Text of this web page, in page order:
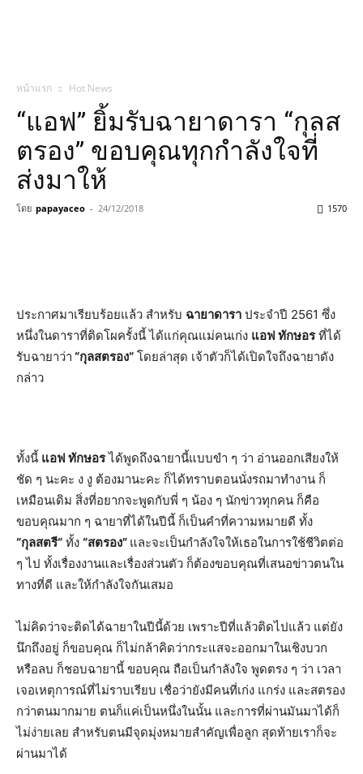
หน้าแรก Hot News
“แอฟ” ยิ้มรับฉายาดารา “กุลส
ตรอง” ขอบคุณทุกกำลังใจที่
ส่งมาให้
โดย papayaceo - 24/12/2018 1570
ประกาศมาเรียบร้อยแล้ว สำหรับ ฉายาดารา ประจำปี 2561 ซึ่ง
หนึ่งในดาราที่ติดโผครั้งนี้ ได้แก่คุณแม่คนเก่ง แอฟ ทักษอรที่ได้
รับฉายาว่า “กุลสตรอง“ โดยล่าสุด เจ้าตัวก็ได้เปิดใจถึงฉายาดัง
กล่าว
ทั้งนี้ แอฟ ทักษอร ได้พูดถึงฉายานี้แบบขำ ๆ ว่า อ่านออกเสียงให้
ชัด ๆ นะคะ ง งู ต้องมานะคะ ก็ได้ทราบตอนนั่งรถมาทำงาน ก็
เหมือนเดิม สิ่งที่อยากจะพูดกับพี่ ๆ น้อง ๆ นักข่าวทุกคน ก็คือ
ขอบคุณมาก ๆ ฉายาที่ได้ในปีนี้ ก็เป็นคำที่ความหมายดี ทั้ง
“กุลสตรี“ ทั้ง “สตรอง” และจะเป็นกำลังใจให้เธอในการใช้ชีวิตต่อ
ๆ ไป ทั้งเรื่องงานและเรื่องส่วนตัว ก็ต้องขอบคุณที่เสนอข่าวตนใน
ทางที่ดี และให้กำลังใจกันเสมอ
ไม่คิดว่าจะติดได้ฉายาในปีนี้ด้วย เพราะปีที่แล้วติดไปแล้ว แต่ยัง
นึกถึงอยู่ ก็ขอบคุณ ก็ไม่กล้าคิดว่ากระแสจะออกมาในเชิงบวก
หรือลบ ก็ชอบฉายานี้ ขอบคุณ ถือเป็นกำลังใจ พูดตรง ๆ ว่า เวลา
เจอเหตุการณ์ที่ไม่ราบเรียบ เชื่อว่ายังมีคนที่เก่ง แกร่ง และสตรอง
กว่าตนมากมาย ตนก็แค่เป็นหนึ่งในนั้น และการที่ผ่านมันมาได้ก็
ไม่ง่ายเลย สำหรับตนมีจุดมุ่งหมายสำคัญเพื่อลูก สุดท้ายเราก็จะ
ผ่านมาได้